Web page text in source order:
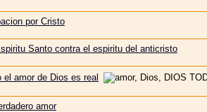
por Cristo
Santo contra el espiritu del anticristo
el amor de Dios es real
amor